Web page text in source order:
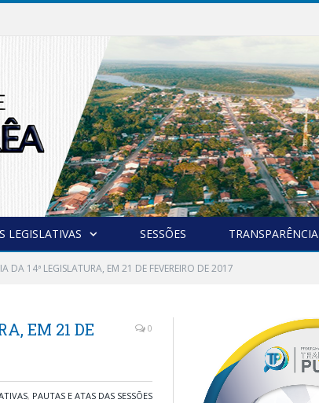
LEGISLATIVAS SESSÕES TRANSPARÊNCIA
DA 14ª LEGISLATURA, EM 21 DE FEVEREIRO DE 2017
EM 21 DE
0
, PAUTAS E ATAS DAS SESSÕES